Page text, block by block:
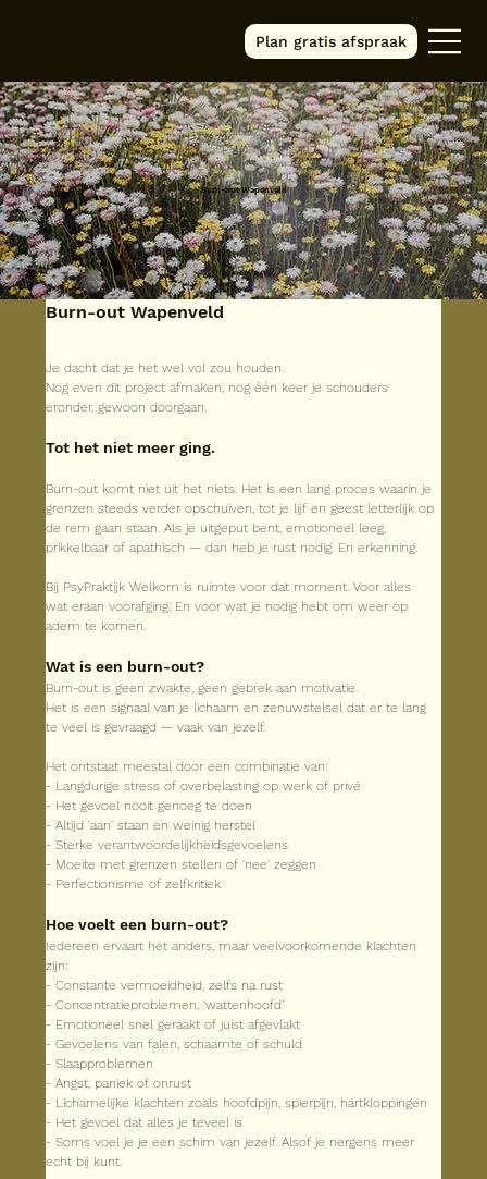
Plan gratis afspraak
Burn-out Wapenveld
Burn-out Wapenveld
Je dacht dat je het wel vol zou houden.
Nog even dit project afmaken, nog één keer je schouders
eronder, gewoon doorgaan.
Tot het niet meer ging.
Burn-out komt niet uit het niets. Het is een lang proces waarin je
grenzen steeds verder opschuiven, tot je lijf en geest letterlijk op
de rem gaan staan. Als je uitgeput bent, emotioneel leeg,
prikkelbaar of apathisch — dan heb je rust nodig. En erkenning.
Bij PsyPraktijk Welkom is ruimte voor dat moment. Voor alles
wat eraan voorafging. En voor wat je nodig hebt om weer op
adem te komen.
Wat is een burn-out?
Burn-out is geen zwakte, geen gebrek aan motivatie.
Het is een signaal van je lichaam en zenuwstelsel dat er te lang
te veel is gevraagd — vaak van jezelf.
Het ontstaat meestal door een combinatie van:
- Langdurige stress of overbelasting op werk of privé
- Het gevoel nooit genoeg te doen
- Altijd 'aan' staan en weinig herstel
- Sterke verantwoordelijkheidsgevoelens
- Moeite met grenzen stellen of 'nee' zeggen
- Perfectionisme of zelfkritiek
Hoe voelt een burn-out?
Iedereen ervaart het anders, maar veelvoorkomende klachten
zijn:
- Constante vermoeidheid, zelfs na rust
- Concentratieproblemen, ‘wattenhoofd’
- Emotioneel snel geraakt of juist afgevlakt
- Gevoelens van falen, schaamte of schuld
- Slaapproblemen
- Angst, paniek of onrust
- Lichamelijke klachten zoals hoofdpijn, spierpijn, hartkloppingen
- Het gevoel dat alles je teveel is
- Soms voel je je een schim van jezelf. Alsof je nergens meer
echt bij kunt.